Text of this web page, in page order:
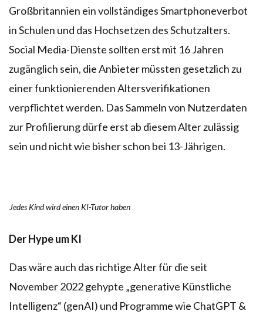
Großbritannien ein vollständiges Smartphoneverbot
in Schulen und das Hochsetzen des Schutzalters.
Social Media-Dienste sollten erst mit 16 Jahren
zugänglich sein, die Anbieter müssten gesetzlich zu
einer funktionierenden Altersverifikationen
verpflichtet werden. Das Sammeln von Nutzerdaten
zur Profilierung dürfe erst ab diesem Alter zulässig
sein und nicht wie bisher schon bei 13-Jährigen.
Jedes Kind wird einen KI-Tutor haben
Der Hype um KI
Das wäre auch das richtige Alter für die seit
November 2022 gehypte „generative Künstliche
Intelligenz“ (genAI) und Programme wie ChatGPT &